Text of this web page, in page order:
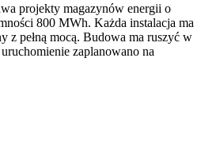
projekty magazynów energii o
800 MWh. Każda instalacja ma
z pełną mocą. Budowa ma ruszyć w
zaplanowano na